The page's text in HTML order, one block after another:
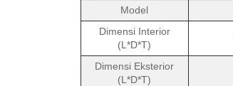
Model
Dimensi Interior
(L*D*T)
Dimensi Eksterior
(L*D*T)